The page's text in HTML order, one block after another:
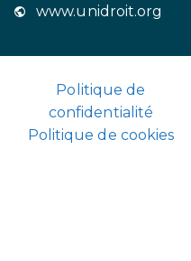
www.unidroit.org
Politique de
confidentialité
Politique de cookies